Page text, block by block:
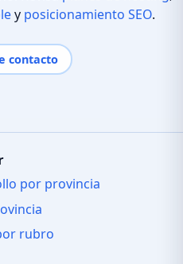
y posicionamiento SEO.
contacto
por provincia
rubro